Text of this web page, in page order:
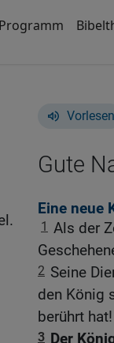
Vorlesen
Gute
Eine neue
1 Als der
2 Seine
den König
berührt hat!
3 Der